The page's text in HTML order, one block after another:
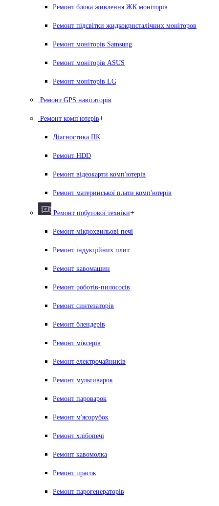
Ремонт блока живлення ЖК моніторів
Ремонт підсвітки жидкокристалічних моніторов
Ремонт моніторів Samsung
Ремонт моніторів ASUS
Ремонт моніторів LG
Ремонт GPS навігаторів
Ремонт комп'ютерів+
Діагностика ПК
Ремонт HDD
Ремонт відеокарти комп'ютерів
Ремонт материнської плати комп'ютерів
Ремонт побутової техніки+
Ремонт мікрохвильові печі
Ремонт індукційних плит
Ремонт кавомашин
Ремонт роботів-пилососів
Ремонт синтезаторів
Ремонт блендерiв
Ремонт мiксерiв
Ремонт електрочайників
Ремонт мультиварок
Ремонт пароварок
Ремонт м'ясорубок
Ремонт хлiбопечi
Ремонт кавомолка
Ремонт прасок
Ремонт парогенераторiв